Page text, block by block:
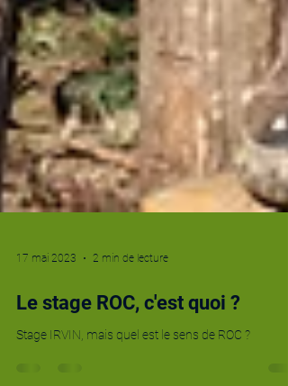
17 mai 2023 2 min de lecture
Le stage ROC, c'est quoi ?